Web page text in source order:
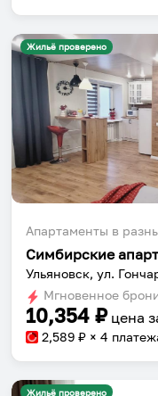
Жильё проверено
Апартаменты в
Ульяновск, ул.
Мгновенное
10,354 ₽ цена
2,589 ₽ × 4
Жильё проверено